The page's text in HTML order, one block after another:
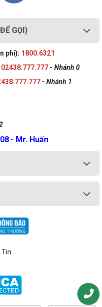
GỌI)
phí): 1800.6321
02438.777.777 - Nhánh 0
- Nhánh 1
- Mr. Huấn